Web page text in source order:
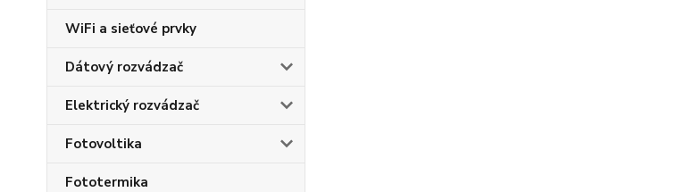
WiFi a sieťové prvky
Dátový rozvádzač
Elektrický rozvádzač
Fotovoltika
Fototermika